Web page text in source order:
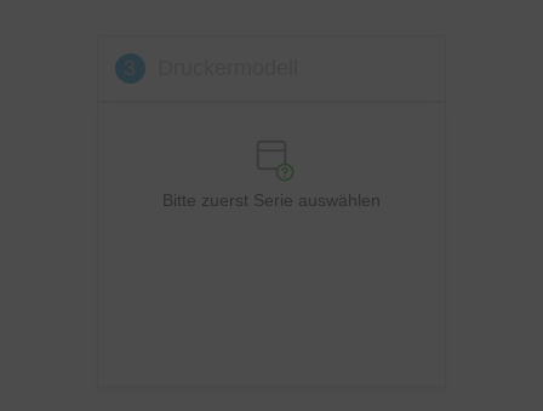
Bitte zuerst Serie auswählen